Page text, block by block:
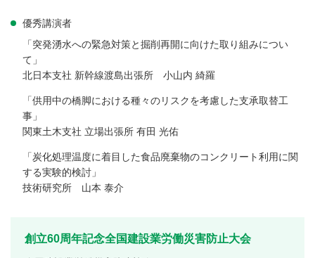
優秀講演者
「突発湧水への緊急対策と掘削再開に向けた取り組みについ
て」
北日本支社 新幹線渡島出張所 小山内 綺羅
「供用中の橋脚における種々のリスクを考慮した支承取替工
事」
関東土木支社 立場出張所 有田 光佑
「炭化処理温度に着目した食品廃棄物のコンクリート利用に関
する実験的検討」
技術研究所 山本 泰介
創立60周年記念全国建設業労働災害防止大会